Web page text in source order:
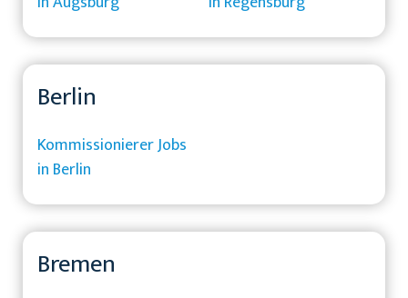
Berlin
Kommissionierer Jobs
in Berlin
Bremen